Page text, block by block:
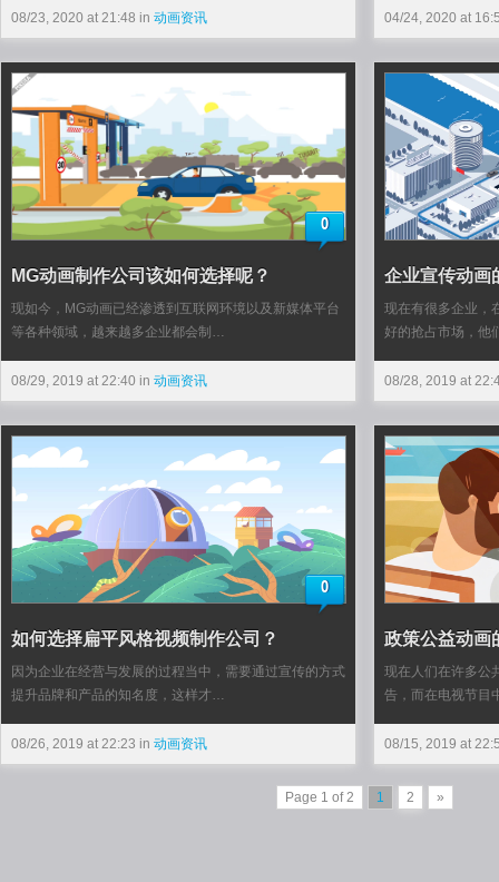
08/23, 2020 at 21:48 in 动画资讯 04/24, 2020 at
0
MG动画制作公司该如何选择呢？
现如今，MG动画已经渗透到互联网环境以及新媒体平台
等各种领域，越来越多企业都会制…
08/29, 2019 at 22:40 in 动画资讯
企业宣传动画
现在有很多企业，
好的抢占市场，他
08/28, 2019 at
0
如何选择扁平风格视频制作公司？
因为企业在经营与发展的过程当中，需要通过宣传的方式
提升品牌和产品的知名度，这样才…
08/26, 2019 at 22:23 in 动画资讯
政策公益动画
现在人们在许多公
告，而在电视节目
08/15, 2019 at
Page 1 of 2 1 2 »